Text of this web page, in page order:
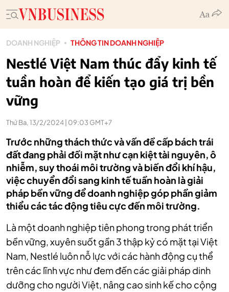
DOANH NGHIỆP THÔNG TIN DOANH NGHIỆP
Nestlé Việt Nam thúc đẩy kinh tế
tuần hoàn để kiến tạo giá trị bền
vững
Thứ Ba, 13/2/2024 | 09:03 GMT+7
Trước những thách thức và vấn đề cấp bách trái
đất đang phải đối mặt như cạn kiệt tài nguyên, ô
nhiễm, suy thoái môi trường và biến đổi khí hậu,
việc chuyển đổi sang kinh tế tuần hoàn là giải
pháp bền vững để doanh nghiệp góp phần giảm
thiểu các tác động tiêu cực đến môi trường.
Là một doanh nghiệp tiên phong trong phát triển
bền vững, xuyên suốt gần 3 thập kỷ có mặt tại Việt
Nam, Nestlé luôn nỗ lực với các hành động cụ thể
trên các lĩnh vực như đem đến các giải pháp dinh
dưỡng cho người Việt, nâng cao sinh kế cho cộng